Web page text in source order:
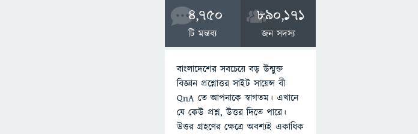
4,750
টি মন্তব্য
890,171
জন সদস্য
বাংলাদেশের সবচেয়ে বড় উন্মুক্ত
বিজ্ঞান প্রশ্নোত্তর সাইট সায়েন্স বী
QnA তে আপনাকে স্বাগতম। এখানে
যে কেউ প্রশ্ন, উত্তর দিতে পারে।
উত্তর গ্রহণের ক্ষেত্রে অবশ্যই একাধিক